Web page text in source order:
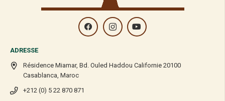
ADRESSE
Résidence Miamar, Bd. Ouled Haddou Californie 20100
Casablanca, Maroc
+212 (0) 5 22 870 871